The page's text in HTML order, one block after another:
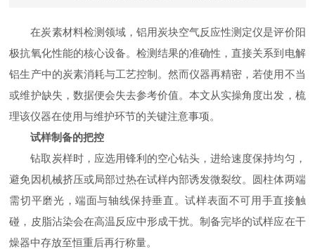
在炭素材料检测领域，铝用炭块空气反应性测定仪是评价阳
极抗氧化性能的核心设备。检测结果的准确性，直接关系到电解
铝生产中的炭素消耗与工艺控制。然而仪器再精密，若使用不当
或维护缺失，数据便会失去参考价值。本文从实操角度出发，梳
理该仪器在使用与维护环节的关键注意事项。
试样制备的把控
钻取炭样时，应选用锋利的空心钻头，进给速度保持均匀，
避免因机械挤压或局部过热在试样内部诱发微裂纹。圆柱体两端
需切平磨光，端面与轴线保持垂直。试样表面不可用手直接触
碰，皮脂沾染会在高温反应中形成干扰。制备完毕的试样应在干
燥器中存放至恒重后再行称量。